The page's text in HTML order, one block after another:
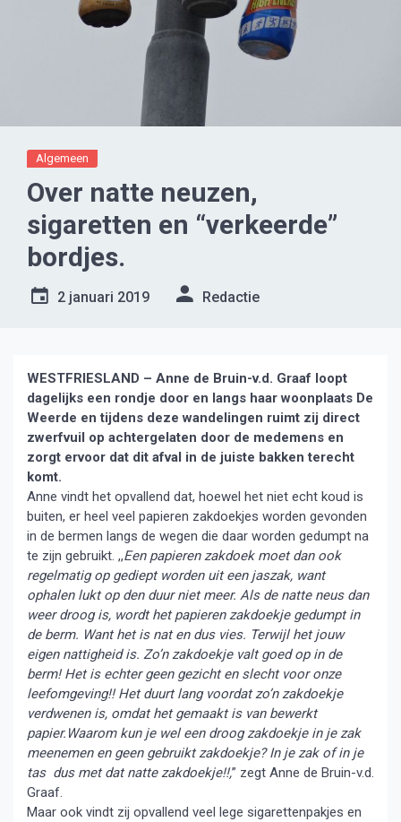
Algemeen
Over natte neuzen,
sigaretten en “verkeerde”
bordjes.
2 januari 2019 Redactie
WESTFRIESLAND – Anne de Bruin-v.d. Graaf loopt
dagelijks een rondje door en langs haar woonplaats De
Weerde en tijdens deze wandelingen ruimt zij direct
zwerfvuil op achtergelaten door de medemens en
zorgt ervoor dat dit afval in de juiste bakken terecht
komt.
Anne vindt het opvallend dat, hoewel het niet echt koud is
buiten, er heel veel papieren zakdoekjes worden gevonden
in de bermen langs de wegen die daar worden gedumpt na
te zijn gebruikt. ,,Een papieren zakdoek moet dan ook
regelmatig op gediept worden uit een jaszak, want
ophalen lukt op den duur niet meer. Als de natte neus dan
weer droog is, wordt het papieren zakdoekje gedumpt in
de berm. Want het is nat en dus vies. Terwijl het jouw
eigen nattigheid is. Zo’n zakdoekje valt goed op in de
berm! Het is echter geen gezicht en slecht voor onze
leefomgeving!! Het duurt lang voordat zo’n zakdoekje
verdwenen is, omdat het gemaakt is van bewerkt
papier.Waarom kun je wel een droog zakdoekje in je zak
meenemen en geen gebruikt zakdoekje? In je zak of in je
tas dus met dat natte zakdoekje!!,” zegt Anne de Bruin-v.d.
Graaf.
Maar ook vindt zij opvallend veel lege sigarettenpakjes en